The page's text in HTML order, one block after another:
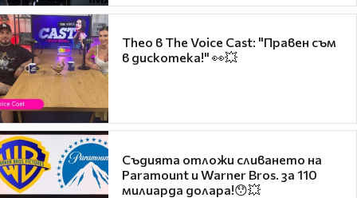
Theo в The Voice Cast: "Правен съм
в дискотека!" 👀💥
Съдията отложи сливането на
Paramount и Warner Bros. за 110
милиарда долара!😯💥